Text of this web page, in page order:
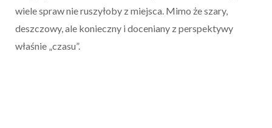
wiele spraw nie ruszyłoby z miejsca. Mimo że szary,
deszczowy, ale konieczny i doceniany z perspektywy
właśnie „czasu”.